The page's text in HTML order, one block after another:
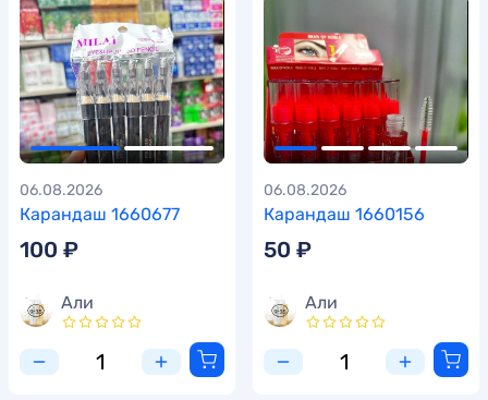
Карандаш 1660677
06.08.2026
100 ₽
Али
Карандаш 1660156
06.08.2026
50 ₽
Али